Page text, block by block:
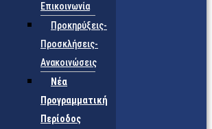
Επικοινωνία
Προκηρύξεις-
Προσκλήσεις-
Ανακοινώσεις
Νέα
Προγραμματική
Περίοδος